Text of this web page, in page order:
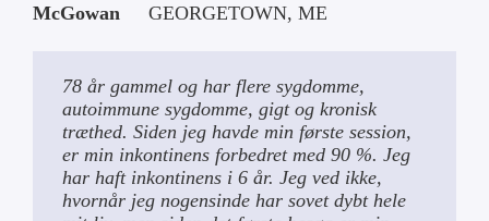
McGowan
GEORGETOWN, ME
78 år gammel og har flere sygdomme,
autoimmune sygdomme, gigt og kronisk
træthed. Siden jeg havde min første session,
er min inkontinens forbedret med 90 %. Jeg
har haft inkontinens i 6 år. Jeg ved ikke,
hvornår jeg nogensinde har sovet dybt hele